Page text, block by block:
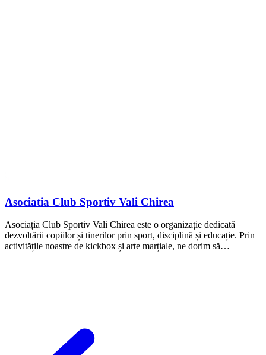
Asociatia Club Sportiv Vali Chirea
Asociația Club Sportiv Vali Chirea este o organizație dedicată
dezvoltării copiilor și tinerilor prin sport, disciplină și educație. Prin
activitățile noastre de kickbox și arte marțiale, ne dorim să…